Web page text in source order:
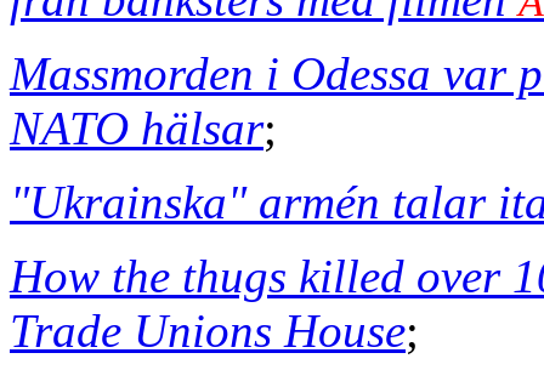
Massmorden i Odessa
NATO hälsar;
"Ukrainska" armén talar
How the thugs killed over
Trade Unions House;